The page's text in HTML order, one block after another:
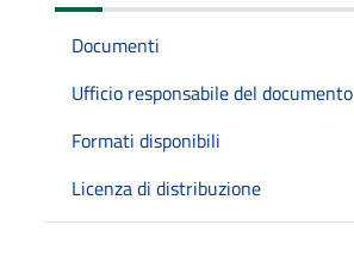
Documenti
Ufficio responsabile del documento
Formati disponibili
Licenza di distribuzione